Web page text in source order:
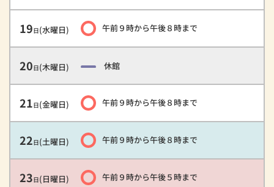
19日(水曜日) 午前９時から午後８時まで
20日(木曜日) 休館
21日(金曜日) 午前９時から午後８時まで
22日(土曜日) 午前９時から午後８時まで
23日(日曜日) 午前９時から午後５時まで